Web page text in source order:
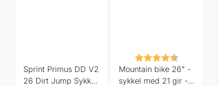
Sprint Primus DD V2
26 Dirt Jump Sykkel
Karakter:
Mountain bike 26" -
sykkel med 21 gir -